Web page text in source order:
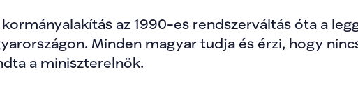
kormányalakítás az 1990-es rendszerváltás óta a
Minden magyar tudja és érzi, hogy
a miniszterelnök.